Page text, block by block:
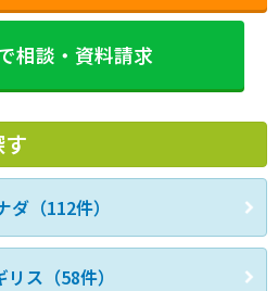
相談・資料請求
ダ（112件）
リス（58件）